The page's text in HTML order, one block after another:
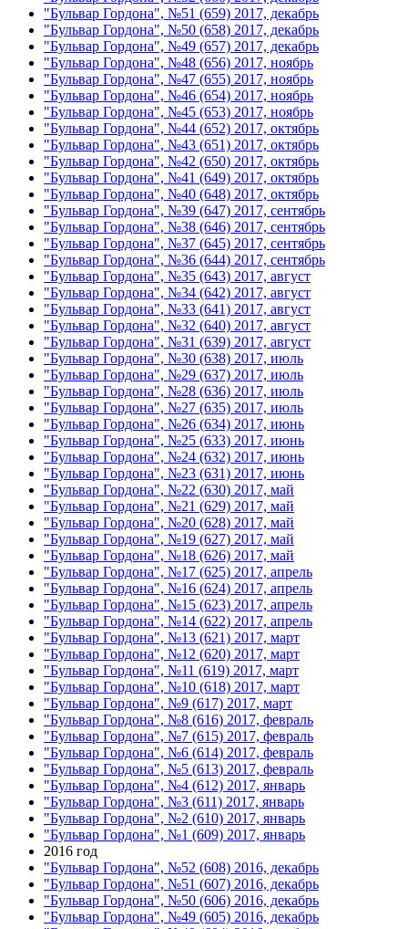
"Бульвар Гордона", №51 (659) 2017, декабрь
"Бульвар Гордона", №50 (658) 2017, декабрь
"Бульвар Гордона", №49 (657) 2017, декабрь
"Бульвар Гордона", №48 (656) 2017, ноябрь
"Бульвар Гордона", №47 (655) 2017, ноябрь
"Бульвар Гордона", №46 (654) 2017, ноябрь
"Бульвар Гордона", №45 (653) 2017, ноябрь
"Бульвар Гордона", №44 (652) 2017, октябрь
"Бульвар Гордона", №43 (651) 2017, октябрь
"Бульвар Гордона", №42 (650) 2017, октябрь
"Бульвар Гордона", №41 (649) 2017, октябрь
"Бульвар Гордона", №40 (648) 2017, октябрь
"Бульвар Гордона", №39 (647) 2017, сентябрь
"Бульвар Гордона", №38 (646) 2017, сентябрь
"Бульвар Гордона", №37 (645) 2017, сентябрь
"Бульвар Гордона", №36 (644) 2017, сентябрь
"Бульвар Гордона", №35 (643) 2017, август
"Бульвар Гордона", №34 (642) 2017, август
"Бульвар Гордона", №33 (641) 2017, август
"Бульвар Гордона", №32 (640) 2017, август
"Бульвар Гордона", №31 (639) 2017, август
"Бульвар Гордона", №30 (638) 2017, июль
"Бульвар Гордона", №29 (637) 2017, июль
"Бульвар Гордона", №28 (636) 2017, июль
"Бульвар Гордона", №27 (635) 2017, июль
"Бульвар Гордона", №26 (634) 2017, июнь
"Бульвар Гордона", №25 (633) 2017, июнь
"Бульвар Гордона", №24 (632) 2017, июнь
"Бульвар Гордона", №23 (631) 2017, июнь
"Бульвар Гордона", №22 (630) 2017, май
"Бульвар Гордона", №21 (629) 2017, май
"Бульвар Гордона", №20 (628) 2017, май
"Бульвар Гордона", №19 (627) 2017, май
"Бульвар Гордона", №18 (626) 2017, май
"Бульвар Гордона", №17 (625) 2017, апрель
"Бульвар Гордона", №16 (624) 2017, апрель
"Бульвар Гордона", №15 (623) 2017, апрель
"Бульвар Гордона", №14 (622) 2017, апрель
"Бульвар Гордона", №13 (621) 2017, март
"Бульвар Гордона", №12 (620) 2017, март
"Бульвар Гордона", №11 (619) 2017, март
"Бульвар Гордона", №10 (618) 2017, март
"Бульвар Гордона", №9 (617) 2017, март
"Бульвар Гордона", №8 (616) 2017, февраль
"Бульвар Гордона", №7 (615) 2017, февраль
"Бульвар Гордона", №6 (614) 2017, февраль
"Бульвар Гордона", №5 (613) 2017, февраль
"Бульвар Гордона", №4 (612) 2017, январь
"Бульвар Гордона", №3 (611) 2017, январь
"Бульвар Гордона", №2 (610) 2017, январь
"Бульвар Гордона", №1 (609) 2017, январь
2016 год
"Бульвар Гордона", №52 (608) 2016, декабрь
"Бульвар Гордона", №51 (607) 2016, декабрь
"Бульвар Гордона", №50 (606) 2016, декабрь
"Бульвар Гордона", №49 (605) 2016, декабрь